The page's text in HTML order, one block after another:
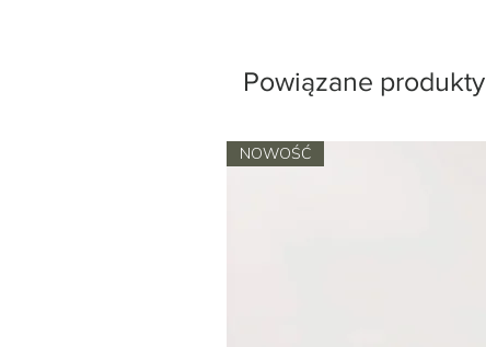
Powiązane produkty
NOWOŚĆ